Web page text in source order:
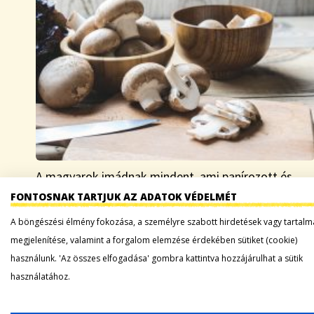
A magyarok imádnak mindent, ami panírozott és
rántott, legyen az hús, cukkini, bodzavirág vagy akár
kovászos uborka. Bizony, ez utóbbi kettő sem vicc,
valóban létező ételek, de az e-food legfrissebb…
FONTOSNAK TARTJUK AZ ADATOK VÉDELMÉT
A böngészési élmény fokozása, a személyre szabott hirdetések vagy
megjelenítése, valamint a forgalom elemzése érdekében sütiket (cookie)
használunk. 'Az összes elfogadása' gombra kattintva hozzájárulhat a sütik
használatához.